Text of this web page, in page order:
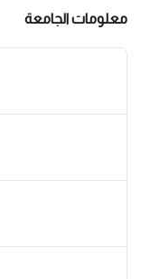
معلومات الجامعة